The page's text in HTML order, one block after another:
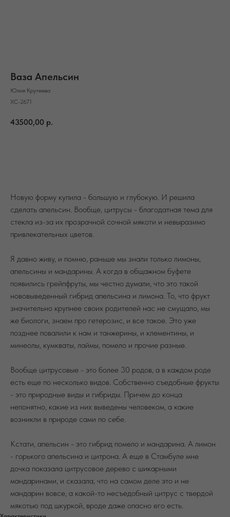
Ваза Апельсин
Юлия Крутеева
ХС-2671
43500,00 р.
Новую форму купила - большую и глубокую. И решила
сделать апельсин. Вообще, цитрусы - благодатная тема для
стекла из-за их прозрачной сочной мякоти и невыразимо
привлекательных цветов.
Я давно живу, и помню, раньше мы знали только лимоны,
апельсины и мандарины. А когда в общажном буфете
появились грейпфруты, мы честно думали, что это такой
нововыведенный гибрид апельсина и лимона. То, что фрукт
значительно крупнее своих родителей нас не смущало, мы
же биологи, знаем про гетерозис, и все такое. Это уже
позднее повалили к нам и танжерины, и клементины, и
минеолы, кумкваты, лаймы, помело и прочие разные.
Вообще цитрусовые - это более 30 родов, а в каждом роде
есть еще по несколько видов. Собственно съедобные фрукты
- это природные виды и гибриды. Причем до конца
непонятно, какие из них выведены человеком, а какие
возникли в природе сами по себе.
Кстати, апельсин - это гибрид помело и мандарина. А лимон
- горького апельсина и цитрона. А еще в Стамбуле мне
дочка показала цитрусовое дерево с шикарными
мандаринами, и сказала, что на самом деле это и не
мандарин вовсе, а какой-то несъедобный цитрус с твердой
мякотью под шкуркой, вроде даже опасно его есть.